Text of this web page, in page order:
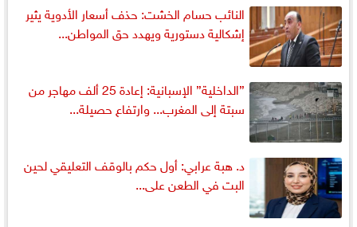
النائب حسام الخشت: حذف أسعار الأدوية يثير
إشكالية دستورية ويهدد حق المواطن...
”الداخلية” الإسبانية: إعادة 25 ألف مهاجر من
سبتة إلى المغرب... وارتفاع حصيلة...
د. هبة عرابي: أول حكم بالوقف التعليقي لحين
البت في الطعن على...